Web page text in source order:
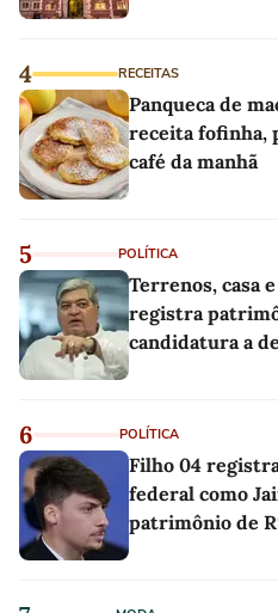
4 RECEITAS
Panqueca de
receita fofinha,
café da manhã
5 POLÍTICA
Terrenos, casa
registra
candidatura a
6 POLÍTICA
Filho 04
federal como
patrimônio de